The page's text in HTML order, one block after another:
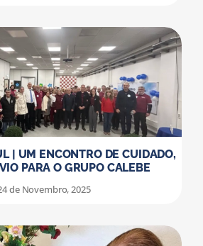
| UM ENCONTRO DE CUIDADO,
PARA O GRUPO CALEBE
de Novembro, 2025